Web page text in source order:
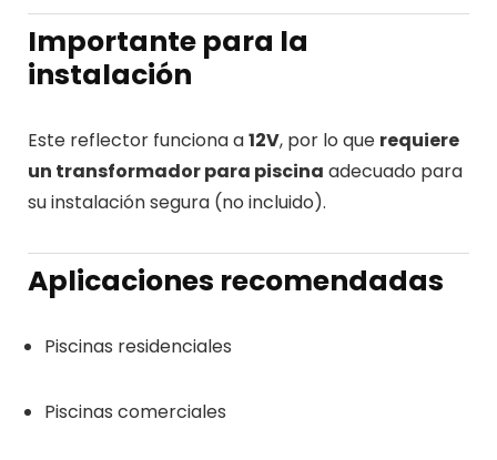
Importante para la
instalación
Este reflector funciona a12V, por lo que requiere
un transformador para piscina adecuado para
su instalación segura (no incluido).
Aplicaciones recomendadas
Piscinas residenciales
Piscinas comerciales